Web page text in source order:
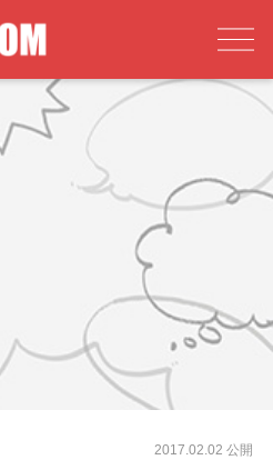
2017.02.02 公開